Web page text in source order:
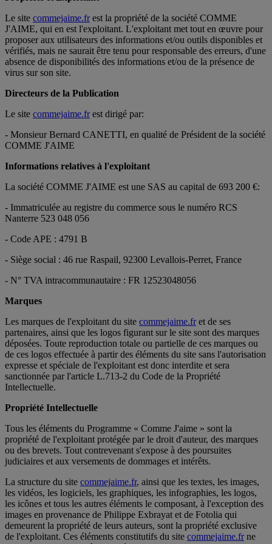
Le site commejaime.frest la propriété de la société COMME
J'AIME, qui en est l'exploitant. L'exploitant met tout en œuvre pour
proposer aux utilisateurs des informations et/ou outils disponibles et
vérifiés, mais ne saurait être tenu pour responsable des erreurs, d'une
absence de disponibilités des informations et/ou de la présence de
virus sur son site.
Directeurs de la Publication
Le site commejaime.frest dirigé par:
- Monsieur Bernard CANETTI, en qualité de Président de la société
COMME J'AIME
Informations relatives à l'exploitant
La société COMME J'AIME est une SAS au capital de 693 200 €:
- Immatriculée au registre du commerce sous le numéro RCS
Nanterre 523 048 056
- Code APE : 4791 B
- Siège social : 46 rue Raspail, 92300 Levallois-Perret, France
- N° TVA intracommunautaire : FR 12523048056
Marques
Les marques de l'exploitant du site commejaime.fret de ses
partenaires, ainsi que les logos figurant sur le site sont des marques
déposées. Toute reproduction totale ou partielle de ces marques ou
de ces logos effectuée à partir des éléments du site sans l'autorisation
expresse et spéciale de l'exploitant est donc interdite et sera
sanctionnée par l'article L.713-2 du Code de la Propriété
Intellectuelle.
Propriété Intellectuelle
Tous les éléments du Programme « Comme J'aime » sont la
propriété de l'exploitant protégée par le droit d'auteur, des marques
ou des brevets. Tout contrevenant s'expose à des poursuites
judiciaires et aux versements de dommages et intérêts.
La structure du site commejaime.fr, ainsi que les textes, les images,
les vidéos, les logiciels, les graphiques, les infographies, les logos,
les icônes et tous les autres éléments le composant, à l'exception des
images en provenance de Philippe Exbrayat et de Fotolia qui
demeurent la propriété de leurs auteurs, sont la propriété exclusive
de l'exploitant. Ces éléments constitutifs du site commejaime.frne